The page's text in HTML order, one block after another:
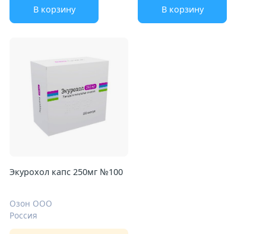
В корзину В корзину
Экурохол капс 250мг №100
Озон ООО
Россия